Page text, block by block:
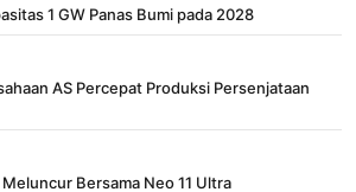
1 GW Panas Bumi pada 2028
AS Percepat Produksi Persenjataan
Meluncur Bersama Neo 11 Ultra